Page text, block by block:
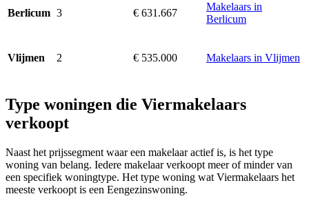
Berlicum 3 € 631.667
Makelaars in
Berlicum
Vlijmen 2 € 535.000 Makelaars in Vlijmen
Type woningen die Viermakelaars
verkoopt
Naast het prijssegment waar een makelaar actief is, is het type
woning van belang. Iedere makelaar verkoopt meer of minder van
een specifiek woningtype. Het type woning wat Viermakelaars het
meeste verkoopt is een Eengezinswoning.